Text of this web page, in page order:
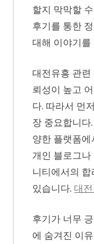
할지 막막할
후기를 통한
대해 이야기를
대전유흥 관련
뢰성이 높고
다. 따라서 먼
장 중요합니
양한 플랫폼
개인 블로그
니티에서의
있습니다.대
후기가 너무
에 숨겨진 이